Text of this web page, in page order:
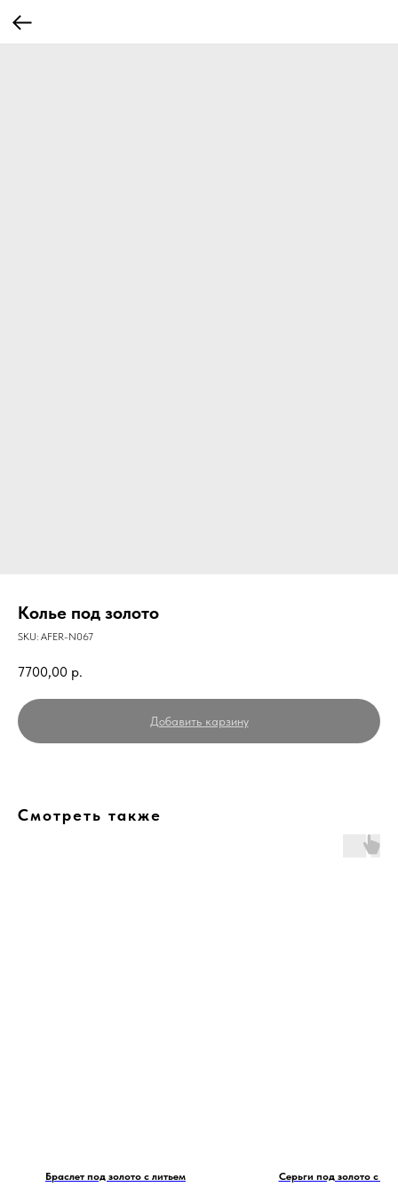
Колье под золото
SKU: AFER-N067
7700,00 р.
Добавить карзину
Смотреть также
Браслет под золото с литьем Серьги под золото с